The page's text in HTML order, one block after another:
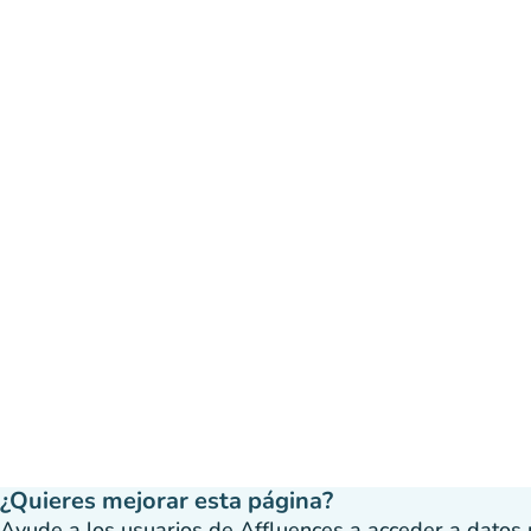
¿Quieres mejorar esta página?